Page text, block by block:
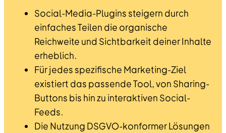
Social-Media-Plugins steigern durch
einfaches Teilen die organische
Reichweite und Sichtbarkeit deiner Inhalte
erheblich.
Für jedes spezifische Marketing-Ziel
existiert das passende Tool, von Sharing-
Buttons bis hin zu interaktiven Social-
Feeds.
Die Nutzung DSGVO-konformer Lösungen